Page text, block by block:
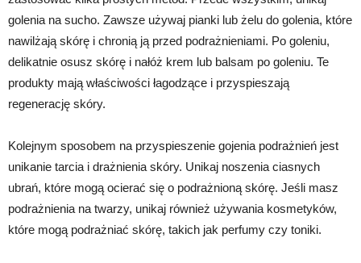
golenia na sucho. Zawsze używaj pianki lub żelu do golenia, które
nawilżają skórę i chronią ją przed podrażnieniami. Po goleniu,
delikatnie osusz skórę i nałóż krem lub balsam po goleniu. Te
produkty mają właściwości łagodzące i przyspieszają
regenerację skóry.
Kolejnym sposobem na przyspieszenie gojenia podrażnień jest
unikanie tarcia i drażnienia skóry. Unikaj noszenia ciasnych
ubrań, które mogą ocierać się o podrażnioną skórę. Jeśli masz
podrażnienia na twarzy, unikaj również używania kosmetyków,
które mogą podrażniać skórę, takich jak perfumy czy toniki.